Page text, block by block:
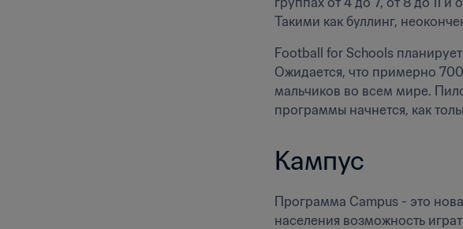
Такими как буллинг,
Football for Schools
Ожидается, что примерно 700
мальчиков во всем мире.
программы начнется, как
Кампус
Программа Campus - это
населения возможность